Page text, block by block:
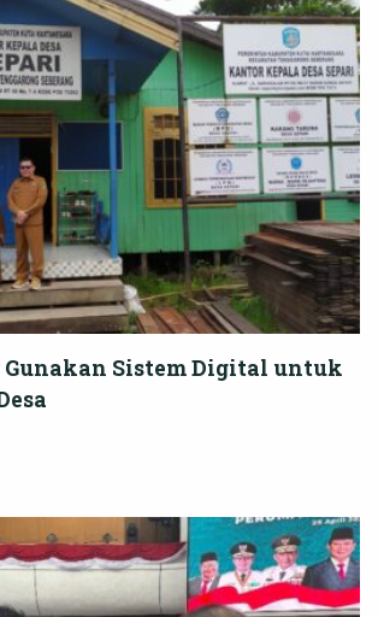
Gunakan Sistem Digital untuk